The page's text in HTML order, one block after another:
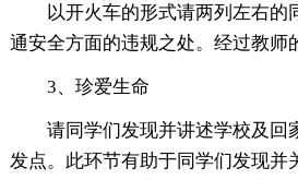
以开火车的形式请两列左右的
通安全方面的违规之处。经过教师
3、珍爱生命
请同学们发现并讲述学校及回
发点。此环节有助于同学们发现并